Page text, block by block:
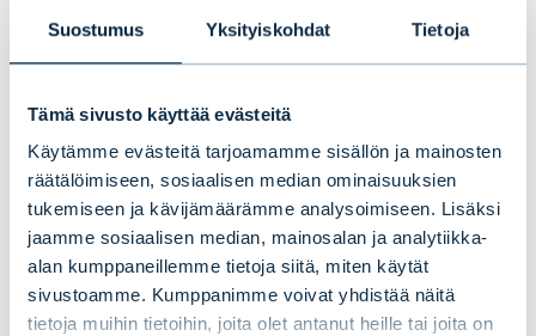
Suostumus Yksityiskohdat Tietoja
Tämä sivusto käyttää evästeitä
Käytämme evästeitä tarjoamamme sisällön ja mainosten
räätälöimiseen, sosiaalisen median ominaisuuksien
tukemiseen ja kävijämäärämme analysoimiseen. Lisäksi
jaamme sosiaalisen median, mainosalan ja analytiikka-
alan kumppaneillemme tietoja siitä, miten käytät
sivustoamme. Kumppanimme voivat yhdistää näitä
tietoja muihin tietoihin, joita olet antanut heille tai joita on
mikael.lundstrom@evli.com
Jussi Hyyppä, Head of Loan Strategies, Evli-
Rahastoyhtiö Oy, p.+358 44 242 9596,
jussi.hyyppa@evli.com